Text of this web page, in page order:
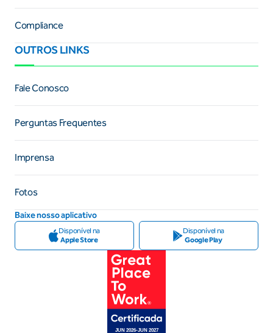
Compliance
OUTROS LINKS
Fale Conosco
Perguntas Frequentes
Imprensa
Fotos
Baixe nosso aplicativo
Disponível na
Apple Store
Disponível na
Google Play